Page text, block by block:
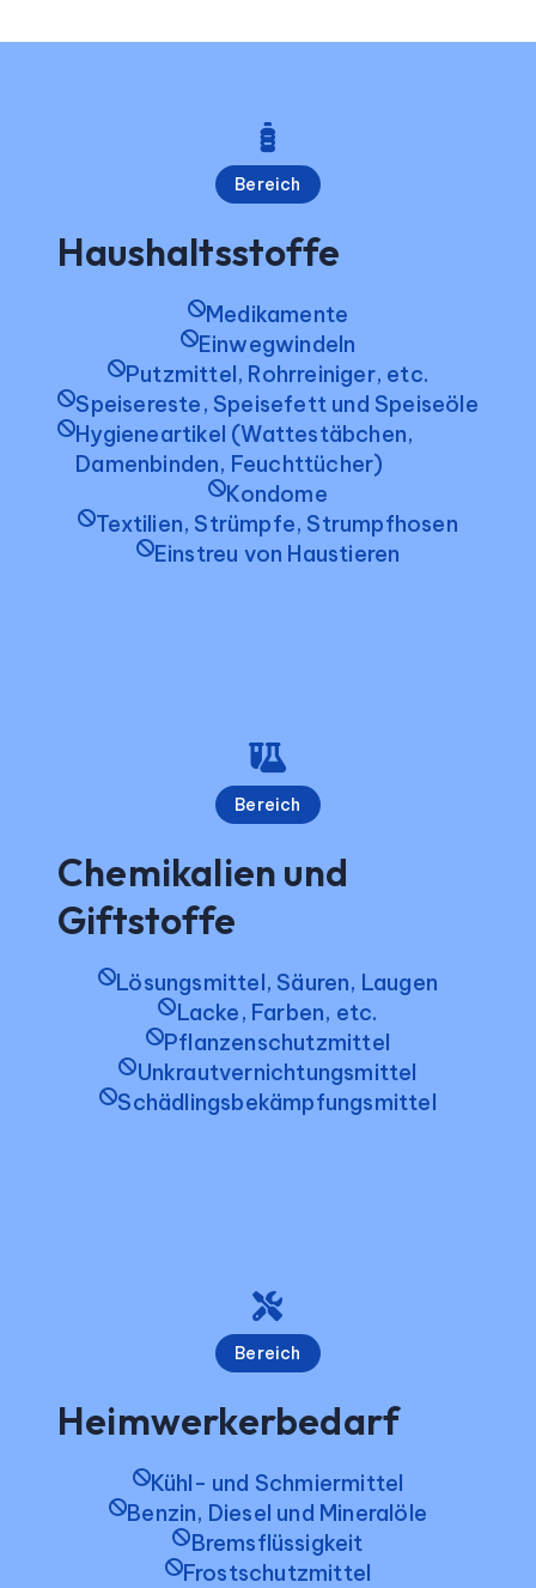
Bereich
Haushaltsstoffe
Medikamente
Einwegwindeln
Putzmittel, Rohrreiniger, etc.
Speisereste, Speisefett und Speiseöle
Hygieneartikel (Wattestäbchen,
Damenbinden, Feuchttücher)
Kondome
Textilien, Strümpfe, Strumpfhosen
Einstreu von Haustieren
Bereich
Chemikalien und
Giftstoffe
Lösungsmittel, Säuren, Laugen
Lacke, Farben, etc.
Pflanzenschutzmittel
Unkrautvernichtungsmittel
Schädlingsbekämpfungsmittel
Bereich
Heimwerkerbedarf
Kühl- und Schmiermittel
Benzin, Diesel und Mineralöle
Bremsflüssigkeit
Frostschutzmittel